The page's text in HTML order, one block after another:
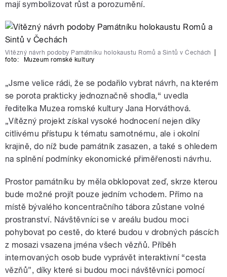
mají symbolizovat růst a porozumění.
Vítězný návrh podoby Památníku holokaustu Romů a Sintů v Čechách
foto:
Muzeum romské kultury
„Jsme velice rádi, že se podařilo vybrat návrh, na kterém
se porota prakticky jednoznačně shodla,“ uvedla
ředitelka Muzea romské kultury Jana Horváthová.
„Vítězný projekt získal vysoké hodnocení nejen díky
citlivému přístupu k tématu samotnému, ale i okolní
krajině, do níž bude památník zasazen, a také s ohledem
na splnění podmínky ekonomické přiměřenosti návrhu.
Prostor památníku by měla obklopovat zeď, skrze kterou
bude možné projít pouze jedním vchodem. Přímo na
místě bývalého koncentračního tábora zůstane volné
prostranství. Návštěvníci se v areálu budou moci
pohybovat po cestě, do které budou v drobných páscích
z mosazi vsazena jména všech vězňů. Příběh
internovaných osob bude vyprávět interaktivní “cesta
vězňů”, díky které si budou moci návštěvníci pomocí